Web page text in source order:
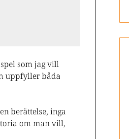
som jag vill
uppfyller båda
berättelse, inga
om man vill,